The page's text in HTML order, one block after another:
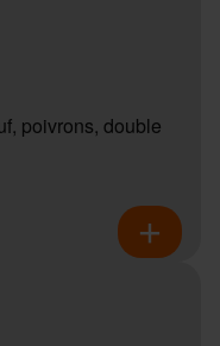
poivrons, double